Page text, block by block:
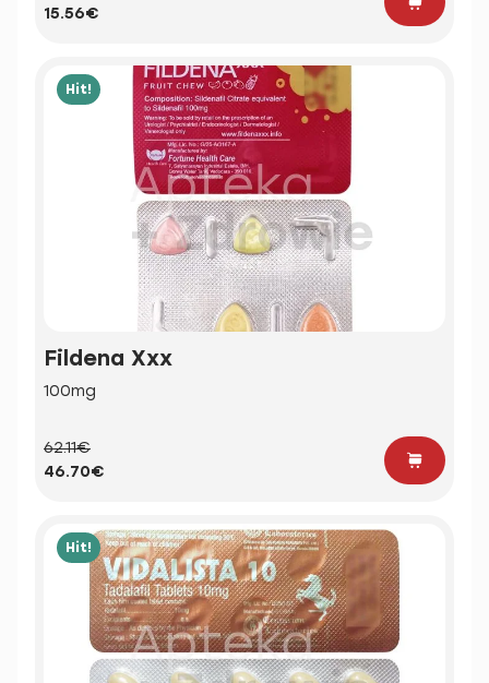
15.56€
Hit!
Fildena Xxx
100mg
62.11€
46.70€
Hit!